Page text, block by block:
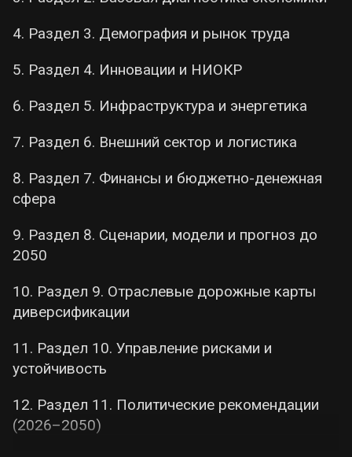
строительства выросла с ~4% в 2021 г. до
традиционной промышленности
остановки крупных предприятий, а
удельный вес агросектора изменяется
разнонаправленно в разных частях
области (см. разд. 2).
Агросектор под давлением, но урожаи
стабилизируются:
2025 г. оценочно составили
380–420 тыс.
га). Потеря орошения резко снизила
продуктивность, но переход на
подсолнечник) позволил собрать
млн т зерновых
объёмов. Специальная военная операция
нарушила традиционные логистические
4. Раздел 3. Демография и рынок труда
5. Раздел 4. Инновации и НИОКР
6. Раздел 5. Инфраструктура и энергетика
7. Раздел 6. Внешний сектор и логистика
8. Раздел 7. Финансы и бюджетно-денежная
сфера
9. Раздел 8. Сценарии, модели и прогноз до
2050
10. Раздел 9. Отраслевые дорожные карты
диверсификации
11. Раздел 10. Управление рисками и
устойчивость
12. Раздел 11. Политические рекомендации
(2026–2050)